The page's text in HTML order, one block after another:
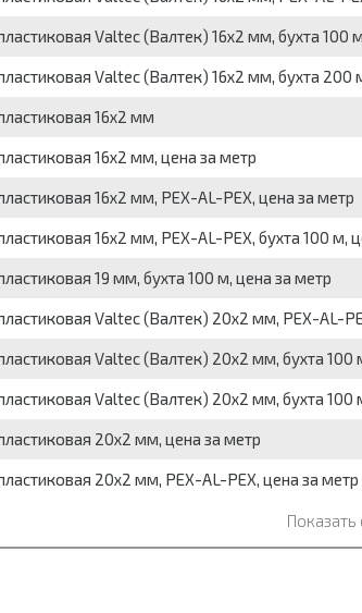
Valtec (Валтек) 16x2 мм, бухта 100
Valtec (Валтек) 16x2 мм, бухта 200
16x2 мм
16x2 мм, цена за метр
16x2 мм, PEX-AL-PEX, цена за метр
16x2 мм, PEX-AL-PEX, бухта 100 м,
19 мм, бухта 100 м, цена за метр
Valtec (Валтек) 20x2 мм, PEX-AL-
Valtec (Валтек) 20x2 мм, бухта 100
Valtec (Валтек) 20x2 мм, бухта 100
20x2 мм, цена за метр
20x2 мм, PEX-AL-PEX, цена за метр